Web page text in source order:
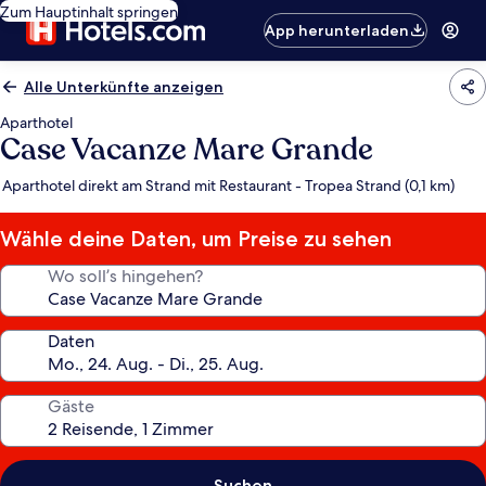
Zum Hauptinhalt springen
App herunterladen
Alle Unterkünfte anzeigen
Aparthotel
Case Vacanze Mare Grande
Aparthotel direkt am Strand mit Restaurant - Tropea Strand (0,1 km)
Wähle deine Daten, um Preise zu sehen
Wo soll’s hingehen?
Daten
Gäste